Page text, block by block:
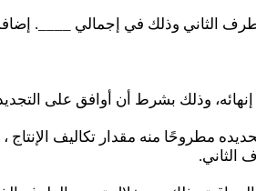
الثاني وذلك في إجمالي ____.
إنهائه، وذلك بشرط أن أوافق على
مطروحًا منه مقدار تكاليف
الثاني.